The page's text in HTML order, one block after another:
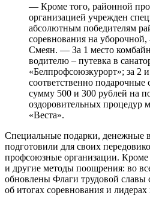
— Кроме того, районной
организацией учрежден
абсолютным победителям
соревнования на
Смеян. — За 1 место
водителю – путевка в
«Белпрофсоюзкурорт»; за 2
соответственно подарочные
сумму 500 и 300 рублей на
оздоровительных процедур
«Веста».
Специальные подарки, денежные
подготовили для своих
профсоюзные организации. Кроме
и другие методы поощрения: во
обновлены Флаги трудовой
об итогах соревнования и лидерах